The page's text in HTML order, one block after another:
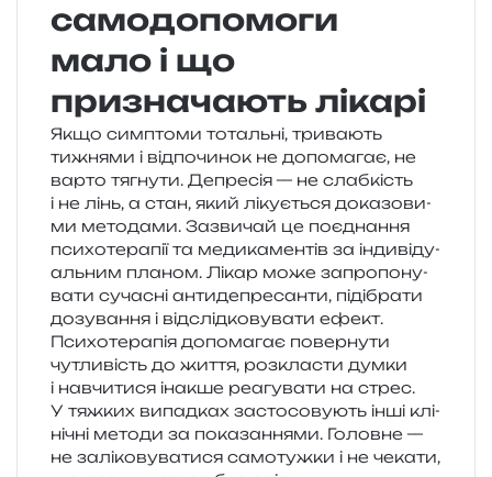
самодопомоги
мало і що
призначають лікарі
Якщо сим­пто­ми тоталь­ні, три­ва­ють
тижня­ми і від­по­чи­нок не допо­ма­гає, не
варто тягну­ти. Депресія — не слаб­кість
і не лінь, а стан, який ліку­є­ться дока­зо­ви­
ми мето­да­ми. Зазвичай це поєд­на­н­ня
пси­хо­те­ра­пії та меди­ка­мен­тів за інди­ві­ду­
аль­ним пла­ном. Лікар може запро­по­ну­
ва­ти суча­сні анти­де­пре­сан­ти, піді­бра­ти
дозу­ва­н­ня і від­слід­ко­ву­ва­ти ефект.
Психотерапія допо­ма­гає повер­ну­ти
чутли­вість до життя, роз­кла­сти думки
і навчи­ти­ся іна­кше реа­гу­ва­ти на стрес.
У тяж­ких випад­ках засто­со­ву­ють інші клі­
ні­чні мето­ди за пока­за­н­ня­ми. Головне —
не залі­ко­ву­ва­ти­ся само­туж­ки і не чека­ти,